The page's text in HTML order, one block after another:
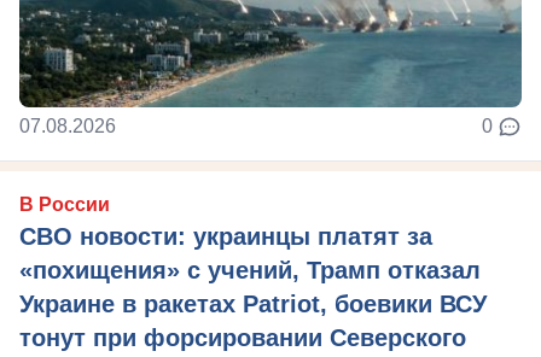
07.08.2026 0
В России
СВО новости: украинцы платят за
«похищения» с учений, Трамп отказал
Украине в ракетах Patriot, боевики ВСУ
тонут при форсировании Северского